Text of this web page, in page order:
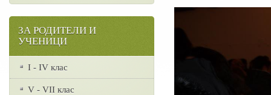
ЗА РОДИТЕЛИ И
УЧЕНИЦИ
I - IV клас
V - VII клас